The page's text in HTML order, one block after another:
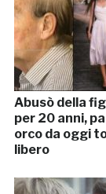
Abusò della
per 20 anni,
orco da oggi
libero